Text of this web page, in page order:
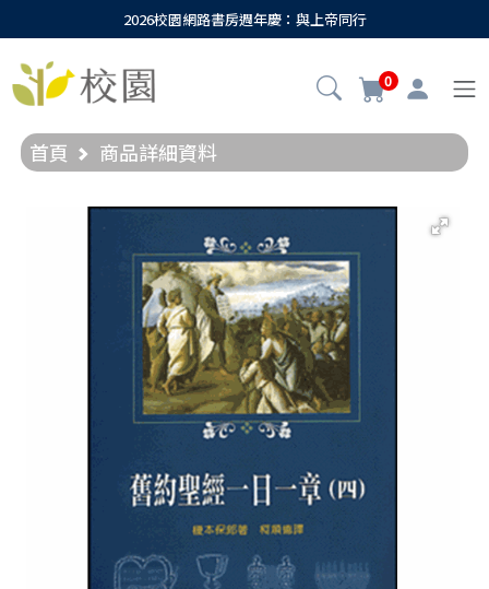
2026校園網路書房週年慶：與上帝同行
0
首頁 商品詳細資料